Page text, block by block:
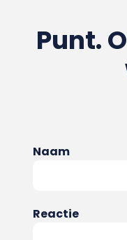
Punt.
Naam
Reactie